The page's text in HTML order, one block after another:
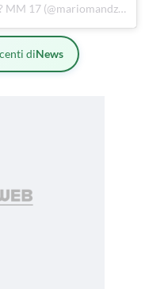
Un post condiviso da Mario Mandžuki? MM 17 (@mariomandzukic_official) in data:
diNews